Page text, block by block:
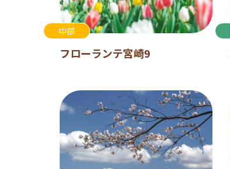
中部
フローランテ宮崎9